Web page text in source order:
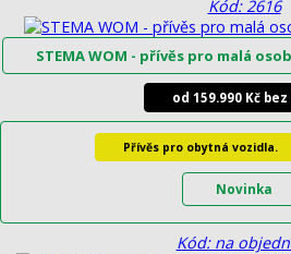
Kód: 2616
STEMA WOM - přívěs pro malá
od 159.990 Kč bez
Přívěs pro obytná vozidla.
Novinka
Kód: na